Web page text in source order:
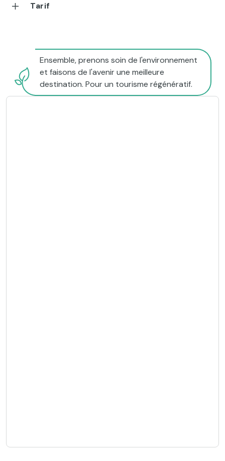
Tarif
Ensemble, prenons soin de l'environnement
et faisons de l'avenir une meilleure
destination. Pour un tourisme régénératif.